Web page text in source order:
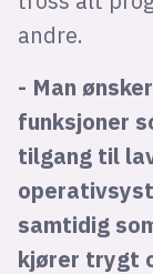
andre.
- Man
funksjoner
tilgang til
samtidig
kjører trygt